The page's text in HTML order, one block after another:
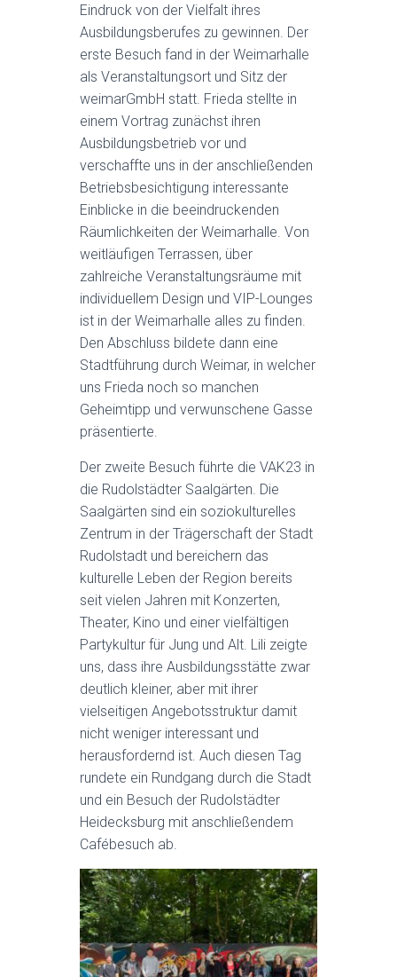
Eindruck von der Vielfalt ihres
Ausbildungsberufes zu gewinnen. Der
erste Besuch fand in der Weimarhalle
als Veranstaltungsort und Sitz der
weimarGmbH statt. Frieda stellte in
einem Vortrag zunächst ihren
Ausbildungsbetrieb vor und
verschaffte uns in der anschließenden
Betriebsbesichtigung interessante
Einblicke in die beeindruckenden
Räumlichkeiten der Weimarhalle. Von
weitläufigen Terrassen, über
zahlreiche Veranstaltungsräume mit
individuellem Design und VIP-Lounges
ist in der Weimarhalle alles zu finden.
Den Abschluss bildete dann eine
Stadtführung durch Weimar, in welcher
uns Frieda noch so manchen
Geheimtipp und verwunschene Gasse
präsentierte.
Der zweite Besuch führte die VAK23 in
die Rudolstädter Saalgärten. Die
Saalgärten sind ein soziokulturelles
Zentrum in der Trägerschaft der Stadt
Rudolstadt und bereichern das
kulturelle Leben der Region bereits
seit vielen Jahren mit Konzerten,
Theater, Kino und einer vielfältigen
Partykultur für Jung und Alt. Lili zeigte
uns, dass ihre Ausbildungsstätte zwar
deutlich kleiner, aber mit ihrer
vielseitigen Angebotsstruktur damit
nicht weniger interessant und
herausfordernd ist. Auch diesen Tag
rundete ein Rundgang durch die Stadt
und ein Besuch der Rudolstädter
Heidecksburg mit anschließendem
Cafébesuch ab.